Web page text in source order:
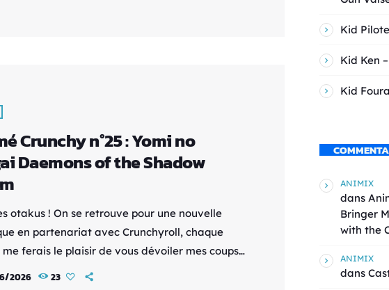
Crunchy n°25 : Yomi no
Daemons of the Shadow
otakus ! On se retrouve pour une nouvelle
en partenariat avec Crunchyroll, chaque
me ferais le plaisir de vous dévoiler mes coups
disponibles sur la plateforme. Synopsis : Yuru,
2026 23
Kid
Kid Ken
Kid
ANIMIX
dans
Bringer
with the
ANIMIX
dans